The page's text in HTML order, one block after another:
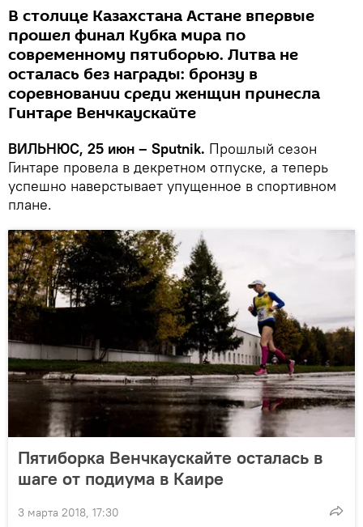
В столице Казахстана Астане впервые
прошел финал Кубка мира по
современному пятиборью. Литва не
осталась без награды: бронзу в
соревновании среди женщин принесла
Гинтаре Венчкаускайте
ВИЛЬНЮС, 25 июн – Sputnik. Прошлый сезон
Гинтаре провела в декретном отпуске, а теперь
успешно наверстывает упущенное в спортивном
плане.
Пятиборка Венчкаускайте осталась в
шаге от подиума в Каире
3 марта 2018, 17:30